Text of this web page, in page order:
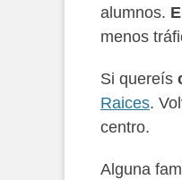
alumnos.
menos
Si quereís
Raices.
centro.
Alguna